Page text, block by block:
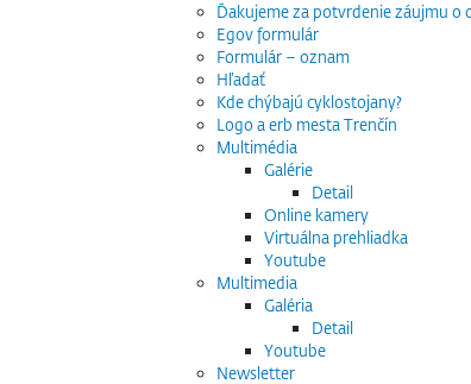
Ďakujeme za potvrdenie záujmu o
Egov formulár
Formulár – oznam
Hľadať
Kde chýbajú cyklostojany?
Logo a erb mesta Trenčín
Multimédia
Galérie
Detail
Online kamery
Virtuálna prehliadka
Youtube
Multimedia
Galéria
Detail
Youtube
Newsletter